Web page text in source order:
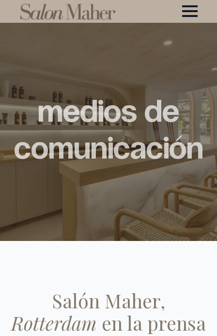
Medios de
comunicación
Salón Maher,
Rotterdam en la prensa